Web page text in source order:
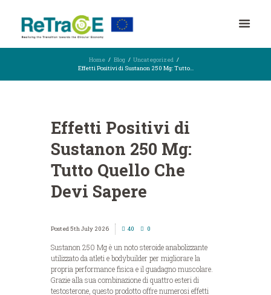
Home Blog
Uncategorized
Effetti Positivi di Sustanon 250 Mg: Tutto...
Effetti Positivi di
Sustanon 250 Mg:
Tutto Quello Che
Devi Sapere
5th July 2026 40 0
Sustanon 250 Mg è un noto steroide anabolizzante
utilizzato da atleti e bodybuilder per migliorare la
propria performance fisica e il guadagno muscolare.
Grazie alla sua combinazione di quattro esteri di
testosterone, questo prodotto offre numerosi effetti